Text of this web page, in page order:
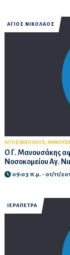
ΑΓΙΟΣ ΝΙΚΟΛΑΟΣ
ΑΓΙΟΣ ΝΙΚΟΛΑΟΣ,
Ο Γ. Μανουσάκης
Νοσοκομείου Αγ.
09:03 π.μ. - 01/11/
ΙΕΡΑΠΕΤΡΑ